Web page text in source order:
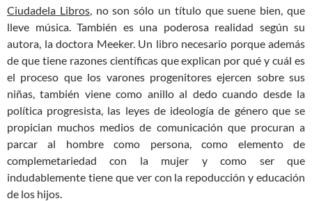
Ciudadela Libros, no son sólo un título que suene bien, que
lleve música. También es una poderosa realidad según su
autora, la doctora Meeker. Un libro necesario porque además
de que tiene razones científicas que explican por qué y cuál es
el proceso que los varones progenitores ejercen sobre sus
niñas, también viene como anillo al dedo cuando desde la
política progresista, las leyes de ideología de género que se
propician muchos medios de comunicación que procuran a
parcar al hombre como persona, como elemento de
complemetariedad con la mujer y como ser que
indudablemente tiene que ver con la repoducción y educación
de los hijos.